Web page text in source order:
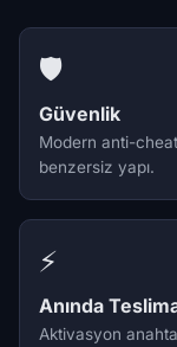
🛡️
Güvenlik
Modern anti-
benzersiz yapı.
⚡
Anında
Aktivasyon